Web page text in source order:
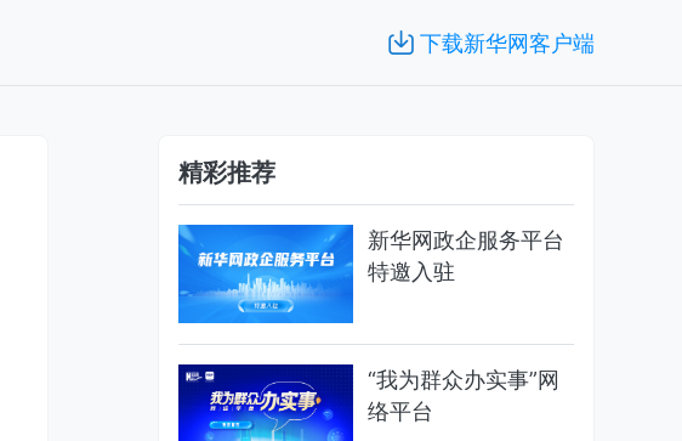
下载新华网客户端
精彩推荐
新华网政企服务平台
特邀入驻
“我为群众办实事”网
络平台